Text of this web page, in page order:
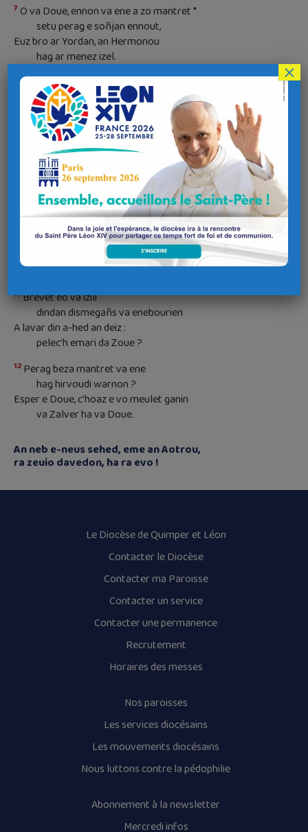
7 O va Doue, ennon va ene a zo mantret *
setu perag e soñjan ennout,
Euz bro ar Yordan, an Hermonou
hag ar menez izel.
Euz eun islonk d’egile
e tasson trouz da ruillou-dour,
Da oll goummou ha da oll wagennou
a zo tremenet warnon.
War an deiz e ro Doue e garantez, *
hag a-hed an noz
E gan a zo ganin
pedenn da Zoue va buhez.
Lavaroud a rin da Zoue va roc’h : *
perag am ankounac’haez ?
Perag e vezan trist o vale
gwasket gand an enebour ?
11Brevet eo va izili
dindan dismegañs va enebourien
A lavar din a-hed an deiz :
pelec’h emari da Zoue ?
12 Perag beza mantret va ene
hag hirvoudi warnon ?
Esper e Doue, c’hoaz e vo meulet ganin
va Zalver ha va Doue.
An neb e-neus sehed, eme an Aotrou,
ra zeuio davedon, ha ra evo !
Le Diocèse de Quimper et Léon
Contacter le Diocèse
Contacter ma Paroisse
Contacter un service
Contacter une permanence
Recrutement
Horaires des messes
Nos paroisses
Les services diocésains
Les mouvements diocésains
Nous luttons contre la pédophilie
Abonnement à la newsletter
Mercredi infos
×